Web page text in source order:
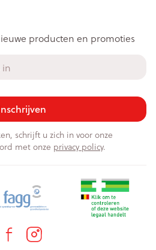
producten en promoties
schrijft u zich in voor onze
met onze privacy policy.